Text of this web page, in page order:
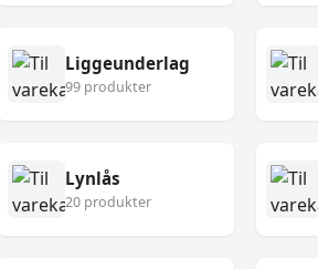
Liggeunderlag
99 produkter
Lynlås
20 produkter